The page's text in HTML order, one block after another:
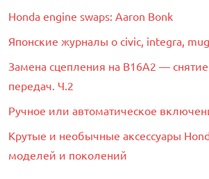
Honda engine swaps: Aaron Bonk
Японские журналы о civic, integra,
Замена сцепления на B16A2 —
передач. Ч.2
Ручное или автоматическое
Крутые и необычные аксессуары
моделей и поколений